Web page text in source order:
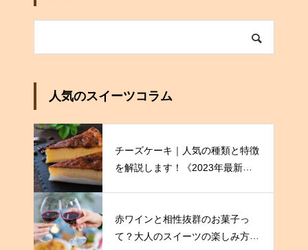
人気のスイーツコラム
チーズケーキ｜人気の種類と特徴
を解説します！《2023年最新
赤ワインと相性抜群のお菓子っ
て？大人のスイーツの楽しみ方を